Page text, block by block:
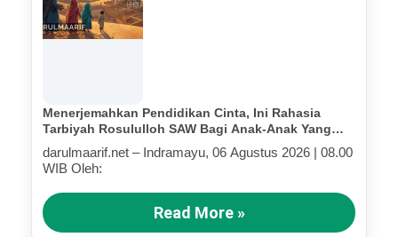
Menerjemahkan Pendidikan Cinta, Ini Rahasia
Tarbiyah Rosululloh SAW Bagi Anak-Anak Yang
Terluka (Bagian IV)
darulmaarif.net – Indramayu, 06 Agustus 2026 | 08.00
WIB Oleh:
Read More »